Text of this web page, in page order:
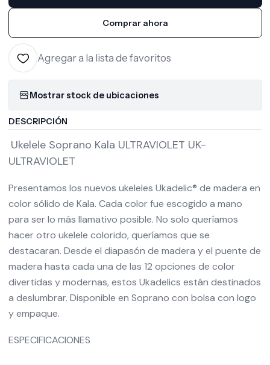
Comprar ahora
Agregar a la lista de favoritos
Mostrar stock de ubicaciones
DESCRIPCIÓN
Ukelele Soprano Kala ULTRAVIOLET UK-
ULTRAVIOLET
Presentamos los nuevos ukeleles Ukadelic® de madera en
color sólido de Kala. Cada color fue escogido a mano
para ser lo más llamativo posible. No solo queríamos
hacer otro ukelele colorido, queríamos que se
destacaran. Desde el diapasón de madera y el puente de
madera hasta cada una de las 12 opciones de color
divertidas y modernas, estos Ukadelics están destinados
a deslumbrar. Disponible en Soprano con bolsa con logo
y empaque.
ESPECIFICACIONES